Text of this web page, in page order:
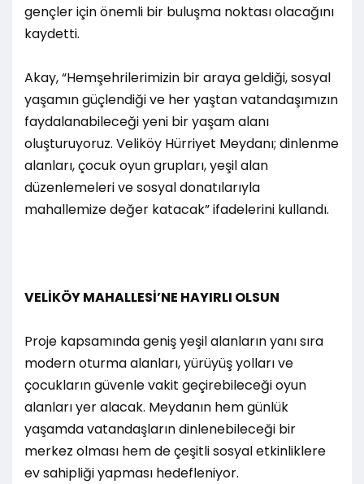
gençler için önemli bir buluşma noktası olacağını
kaydetti.
Akay, “Hemşehrilerimizin bir araya geldiği, sosyal
yaşamın güçlendiği ve her yaştan vatandaşımızın
faydalanabileceği yeni bir yaşam alanı
oluşturuyoruz. Veliköy Hürriyet Meydanı; dinlenme
alanları, çocuk oyun grupları, yeşil alan
düzenlemeleri ve sosyal donatılarıyla
mahallemize değer katacak” ifadelerini kullandı.
VELİKÖY MAHALLESİ’NE HAYIRLI OLSUN
Proje kapsamında geniş yeşil alanların yanı sıra
modern oturma alanları, yürüyüş yolları ve
çocukların güvenle vakit geçirebileceği oyun
alanları yer alacak. Meydanın hem günlük
yaşamda vatandaşların dinlenebileceği bir
merkez olması hem de çeşitli sosyal etkinliklere
ev sahipliği yapması hedefleniyor.